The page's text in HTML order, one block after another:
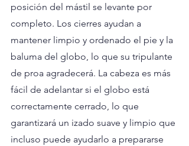
posición del mástil se levante por
completo. Los cierres ayudan a
mantener limpio y ordenado el pie y la
baluma del globo, lo que su tripulante
de proa agradecerá. La cabeza es más
fácil de adelantar si el globo está
correctamente cerrado, lo que
garantizará un izado suave y limpio que
incluso puede ayudarlo a prepararse